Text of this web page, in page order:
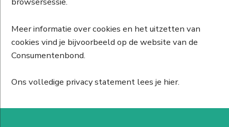
Meer informatie over cookies en het uitzetten van
cookies vind je bijvoorbeeld op de website van de
Consumentenbond.
Ons volledige privacy statement lees je hier.